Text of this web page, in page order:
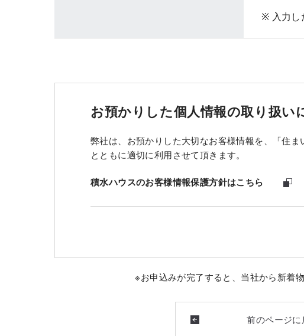
※ 入力し
お預かりした個人情報の取り扱い
弊社は、お預かりした大切なお客様情報を、「住
とともに適切に利用させて頂きます。
積水ハウスのお客様情報保護方針はこちら
※お申込みが完了すると、当社から新着